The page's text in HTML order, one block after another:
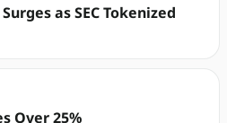
as SEC Tokenized
Over 25%